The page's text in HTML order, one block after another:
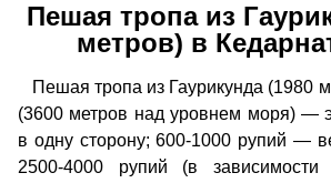
Пешая тропа из
метров) в
Пешая тропа из Гаурикунда (1980
(3600 метров над уровнем моря) —
в одну сторону; 600-1000 рупий —
2500-4000 рупий (в